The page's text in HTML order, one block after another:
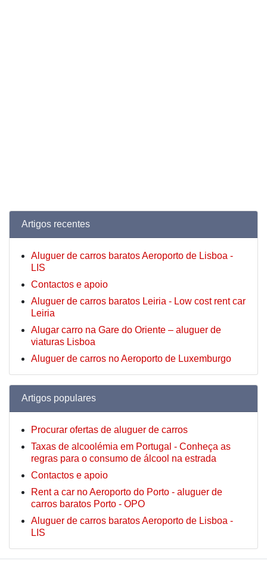
Artigos recentes
Aluguer de carros baratos Aeroporto de Lisboa -
LIS
Contactos e apoio
Aluguer de carros baratos Leiria - Low cost rent car
Leiria
Alugar carro na Gare do Oriente – aluguer de
viaturas Lisboa
Aluguer de carros no Aeroporto de Luxemburgo
Artigos populares
Procurar ofertas de aluguer de carros
Taxas de alcoolémia em Portugal - Conheça as
regras para o consumo de álcool na estrada
Contactos e apoio
Rent a car no Aeroporto do Porto - aluguer de
carros baratos Porto - OPO
Aluguer de carros baratos Aeroporto de Lisboa -
LIS